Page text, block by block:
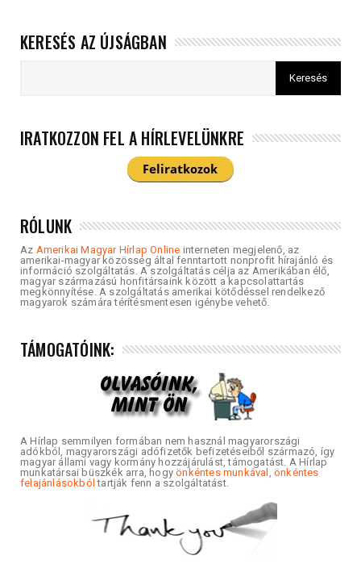
KERESÉS AZ ÚJSÁGBAN
IRATKOZZON FEL A HÍRLEVELÜNKRE
RÓLUNK
Az Amerikai Magyar Hírlap Online interneten megjelenő, az
amerikai-magyar közösség által fenntartott nonprofit hírajánló és
információ szolgáltatás. A szolgáltatás célja az Amerikában élő,
magyar származású honfitársaink között a kapcsolattartás
megkönnyítése. A szolgáltatás amerikai kötődéssel rendelkező
magyarok számára térítésmentesen igénybe vehető.
TÁMOGATÓINK:
A Hírlap semmilyen formában nem használ magyarországi
adókból, magyarországi adófizetők befizetéseiből származó, így
magyar állami vagy kormány hozzájárulást, támogatást. A Hírlap
munkatársai büszkék arra, hogyönkéntes munkával, önkéntes
felajánlásokból tartják fenn a szolgáltatást.